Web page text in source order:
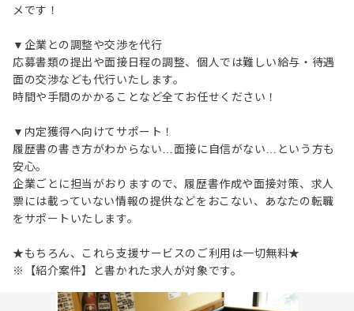
メです！
▼企業との調整や交渉を代行
応募書類の提出や面接日程の調整、個人では難しい給与・待遇
面の交渉なども代行いたします。
時間や手間のかかることなど全てお任せください！
▼内定獲得へ向けてサポート！
履歴書の書き方がわからない…面接に自信がない…という方も
安心。
企業ごとに担当がおりますので、履歴書作成や面接対策、求人
票には載っていない情報の提供などをおこない、あなたの転職
をサポートいたします。
★もちろん、これら支援サービスのご利用は一切無料★
※【紹介案件】と書かれた求人が対象です。